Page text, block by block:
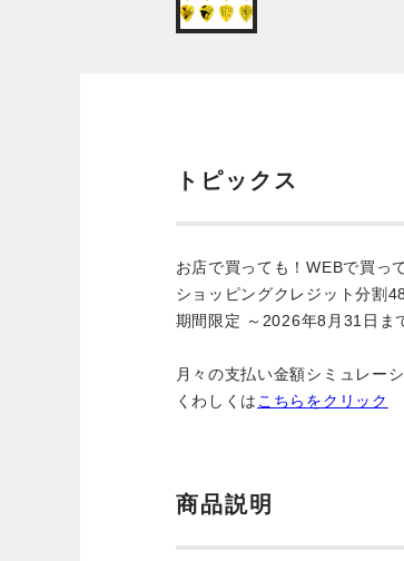
トピックス
お店で買っても！WEBで買っ
ショッピングクレジット分割
期間限定 ～2026年8月31日ま
月々の支払い金額シミュレー
くわしくは こちらをクリック
商品説明